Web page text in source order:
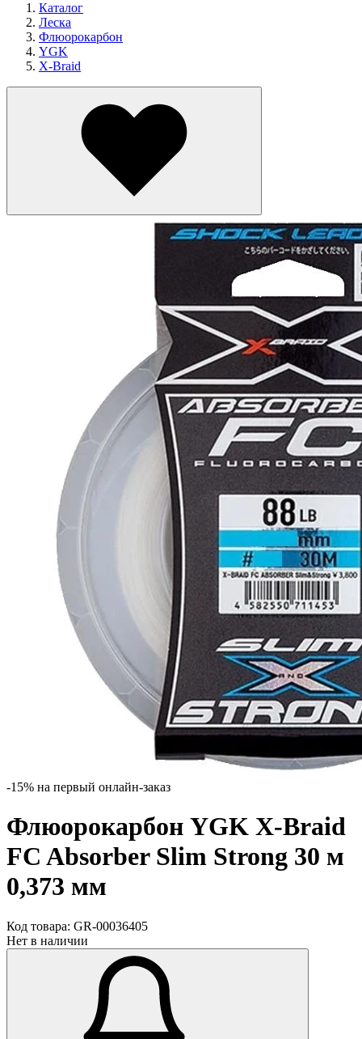
Каталог
Леска
Флюорокарбон
YGK
X-Braid
-15% на первый онлайн-заказ
Флюорокарбон YGK X-Braid
FC Absorber Slim Strong 30 м
0,373 мм
Код товара: GR-00036405
Нет в наличии